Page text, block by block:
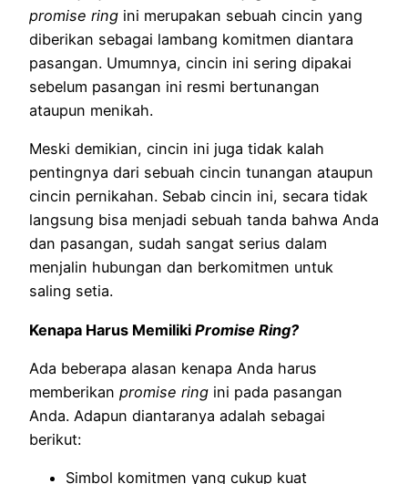
promise ring ini merupakan sebuah cincin yang
diberikan sebagai lambang komitmen diantara
pasangan. Umumnya, cincin ini sering dipakai
sebelum pasangan ini resmi bertunangan
ataupun menikah.
Meski demikian, cincin ini juga tidak kalah
pentingnya dari sebuah cincin tunangan ataupun
cincin pernikahan. Sebab cincin ini, secara tidak
langsung bisa menjadi sebuah tanda bahwa Anda
dan pasangan, sudah sangat serius dalam
menjalin hubungan dan berkomitmen untuk
saling setia.
Kenapa Harus Memiliki Promise Ring?
Ada beberapa alasan kenapa Anda harus
memberikan promise ring ini pada pasangan
Anda. Adapun diantaranya adalah sebagai
berikut:
Simbol komitmen yang cukup kuat